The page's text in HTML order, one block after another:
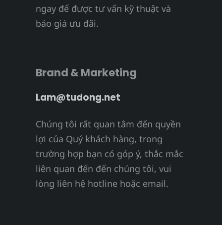
ngay để được tư vấn kỹ thuật và
báo giá ưu đãi.
Brand & Marketing
Lam@tudong.net
Chúng tôi rất quan tâm đến quyền
lợi của Quý khách hàng, trong
trường hợp bạn có góp ý, thắc mắc
liên quan đến đến chúng tôi, vui
lòng liên hệ hotline hoặc email.